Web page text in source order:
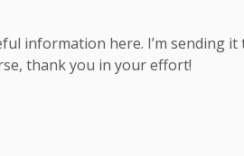
information here. I’m sending it
thank you in your effort!